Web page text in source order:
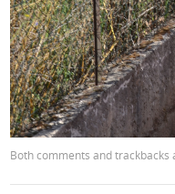
Both comments and trackbacks